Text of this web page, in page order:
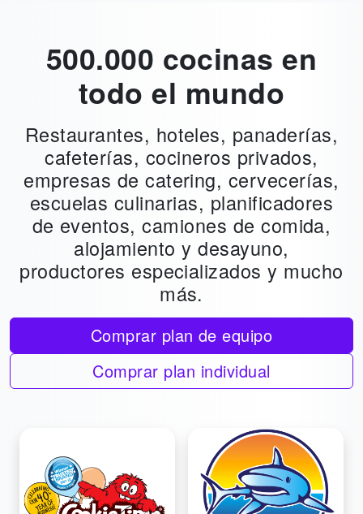
500.000 cocinas en
todo el mundo
Restaurantes, hoteles, panaderías,
cafeterías, cocineros privados,
empresas de catering, cervecerías,
escuelas culinarias, planificadores
de eventos, camiones de comida,
alojamiento y desayuno,
productores especializados y mucho
más.
Comprar plan de equipo
Comprar plan individual